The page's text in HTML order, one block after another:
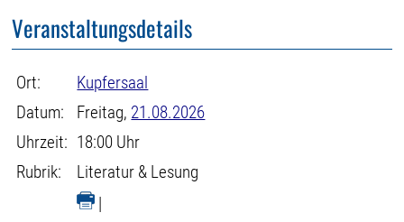
Veranstaltungsdetails
Ort:
Kupfersaal
Datum:
Freitag, 21.08.2026
Uhrzeit: 18:00 Uhr
Rubrik:
Literatur & Lesung
|